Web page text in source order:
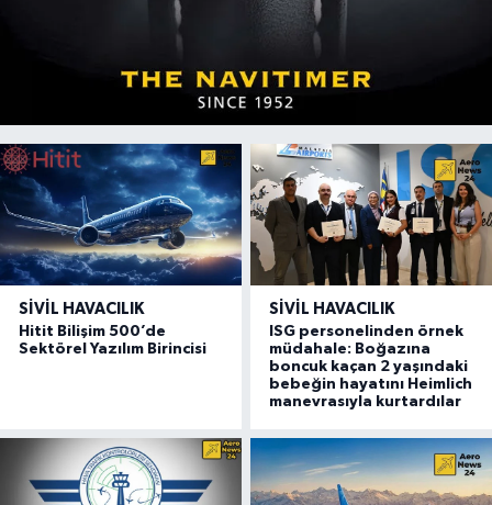
SIVIL HAVACILIK
Hitit Bilişim 500’de
Sektörel Yazılım Birincisi
SIVIL HAVACILIK
ISG personelinden örnek
müdahale: Boğazına
boncuk kaçan 2 yaşındaki
bebeğin hayatını Heimlich
manevrasıyla kurtardılar